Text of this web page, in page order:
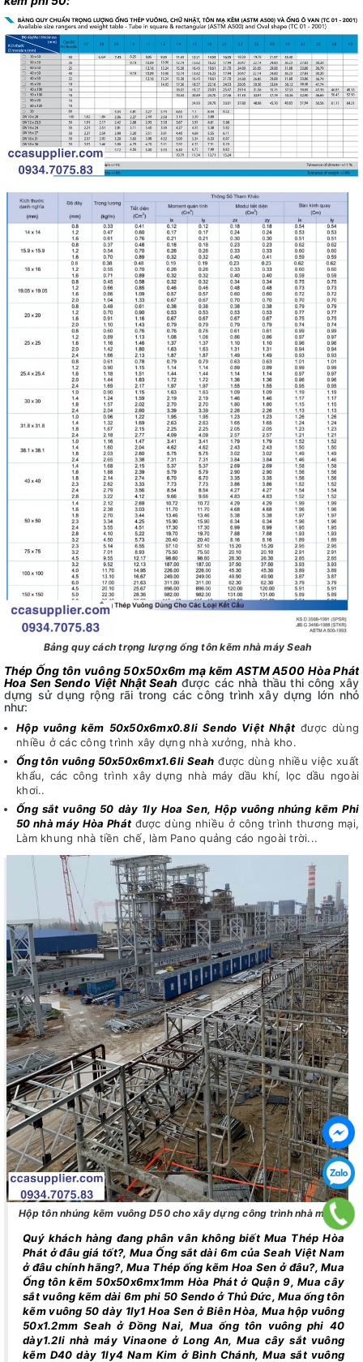
Bảng quy cách trọng lượng ống tôn kẽm nhà máy Seah
Thép Ống tôn vuông 50x50x6m mạ kẽm ASTM A500 Hòa Phát
Hoa Sen Sendo Việt Nhật Seah được các nhà thầu thi công xây
dựng sử dụng rộng rãi trong các công trình xây dựng lớn nhỏ
như:
Hộp vuông kẽm 50x50x6mx0.8li Sendo Việt Nhật được dùng
nhiều ở các công trình xây dựng nhà xưởng, nhà kho.
Ống tôn vuông 50x50x6mx1.6li Seah được dùng nhiều việc xuất
khẩu, các công trình xây dựng nhà máy dầu khí, lọc dầu ngoài
khơi..
Ống sắt vuông 50 dày 1ly Hoa Sen, Hộp vuông nhúng kẽm Phi
50 nhà máy Hòa Phát được dùng nhiều ở công trình thương mại,
Làm khung nhà tiền chế, làm Pano quảng cáo ngoài trời...
Hộp tôn nhúng kẽm vuông D50 cho xây dựng công trình nhà máy
Quý khách hàng đang phân vân không biết Mua Thép Hòa
Phát ở đâu giá tốt?, Mua Ống sắt dài 6m của Seah Việt Nam
ở đâu chính hãng?, Mua Thép ống kẽm Hoa Sen ở đâu?, Mua
Ống tôn kẽm 50x50x6mx1mm Hòa Phát ở Quận 9, Mua cây
sắt vuông kẽm dài 6m phi 50 Sendo ở Thủ Đức, Mua ống tôn
kẽm vuông 50 dày 1ly1 Hoa Sen ở Biên Hòa, Mua hộp vuông
50x1.2mm Seah ở Đồng Nai, Mua ống tôn vuông phi 40
dày1.2li nhà máy Vinaone ở Long An, Mua cây sắt vuông
kẽm D40 dày 1ly4 Nam Kim ở Bình Chánh, Mua sắt vuông